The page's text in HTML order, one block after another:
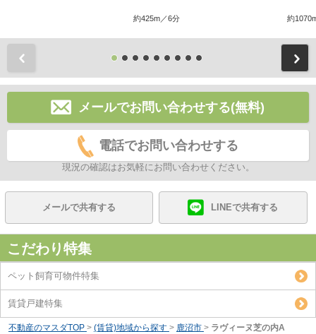
約425m／6分 約
メールでお問い合わせする(無料)
電話でお問い合わせする
現況の確認はお気軽にお問い合わせください。
メールで共有する LINEで共有する
こだわり特集
ペット飼育可物件特集
賃貸戸建特集
不動産のマスダTOP > (賃貸)地域から探す > 鹿沼市 > ラヴィーヌ芝の内A